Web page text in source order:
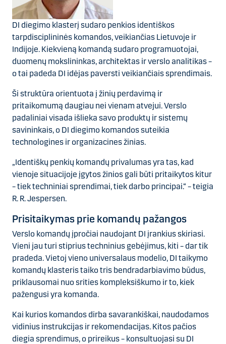
DI diegimo klasterį sudaro penkios identiškos
tarpdisciplininės komandos, veikiančias Lietuvoje ir
Indijoje. Kiekvieną komandą sudaro programuotojai,
duomenų mokslininkas, architektas ir verslo analitikas –
o tai padeda DI idėjas paversti veikiančiais sprendimais.
Ši struktūra orientuota į žinių perdavimą ir
pritaikomumą daugiau nei vienam atvejui. Verslo
padaliniai visada išlieka savo produktų ir sistemų
savininkais, o DI diegimo komandos suteikia
technologines ir organizacines žinias.
„Identiškų penkių komandų privalumas yra tas, kad
vienoje situacijoje įgytos žinios gali būti pritaikytos kitur
– tiek techniniai sprendimai, tiek darbo principai.“ – teigia
R. R. Jespersen.
Prisitaikymas prie komandų pažangos
Verslo komandų įpročiai naudojant DI įrankius skiriasi.
Vieni jau turi stiprius techninius gebėjimus, kiti – dar tik
pradeda. Vietoj vieno universalaus modelio, DI taikymo
komandų klasteris taiko tris bendradarbiavimo būdus,
priklausomai nuo srities kompleksiškumo ir to, kiek
pažengusi yra komanda.
Kai kurios komandos dirba savarankiškai, naudodamos
vidinius instrukcijas ir rekomendacijas. Kitos pačios
diegia sprendimus, o prireikus – konsultuojasi su DI